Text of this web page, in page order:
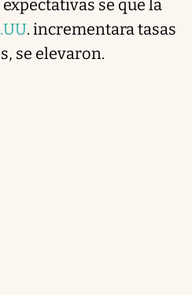
se que la
. incrementara tasas
se elevaron.